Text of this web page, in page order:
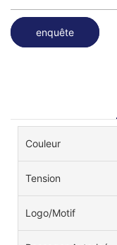
enquête
Couleur
Tension
Logo/motif